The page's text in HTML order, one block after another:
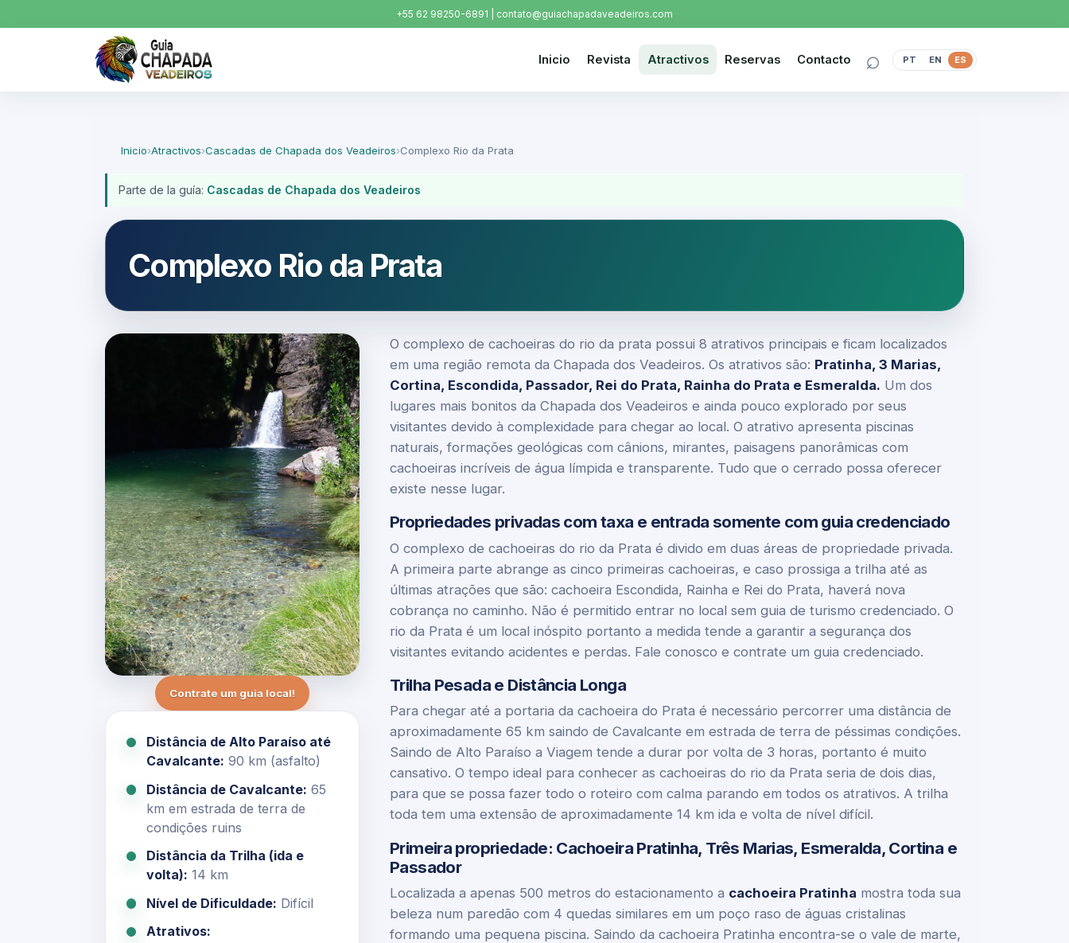
+55 62 98250-6891 | contato@guiachapadaveadeiros.com
Inicio Revista Atractivos Reservas Contacto ⌕ PT EN ES
Inicio›Atractivos›Cascadas de Chapada dos Veadeiros›Complexo Rio da Prata
Parte de la guía: Cascadas de Chapada dos Veadeiros
Complexo Rio da Prata
Contrate um guia local!
Distância de Alto Paraíso até
Cavalcante: 90 km (asfalto)
Distância de Cavalcante: 65
km em estrada de terra de
condições ruins
Distância da Trilha (ida e
volta): 14 km
Nível de Dificuldade: Difícil
Atrativos:
O complexo de cachoeiras do rio da prata possui 8 atrativos principais e ficam localizados
em uma região remota da Chapada dos Veadeiros. Os atrativos são: Pratinha, 3 Marias,
Cortina, Escondida, Passador, Rei do Prata, Rainha do Prata e Esmeralda. Um dos
lugares mais bonitos da Chapada dos Veadeiros e ainda pouco explorado por seus
visitantes devido à complexidade para chegar ao local. O atrativo apresenta piscinas
naturais, formações geológicas com cânions, mirantes, paisagens panorâmicas com
cachoeiras incríveis de água límpida e transparente. Tudo que o cerrado possa oferecer
existe nesse lugar.
Propriedades privadas com taxa e entrada somente com guia credenciado
O complexo de cachoeiras do rio da Prata é divido em duas áreas de propriedade privada.
A primeira parte abrange as cinco primeiras cachoeiras, e caso prossiga a trilha até as
últimas atrações que são: cachoeira Escondida, Rainha e Rei do Prata, haverá nova
cobrança no caminho. Não é permitido entrar no local sem guia de turismo credenciado. O
rio da Prata é um local inóspito portanto a medida tende a garantir a segurança dos
visitantes evitando acidentes e perdas. Fale conosco e contrate um guia credenciado.
Trilha Pesada e Distância Longa
Para chegar até a portaria da cachoeira do Prata é necessário percorrer uma distância de
aproximadamente 65 km saindo de Cavalcante em estrada de terra de péssimas condições.
Saindo de Alto Paraíso a Viagem tende a durar por volta de 3 horas, portanto é muito
cansativo. O tempo ideal para conhecer as cachoeiras do rio da Prata seria de dois dias,
para que se possa fazer todo o roteiro com calma parando em todos os atrativos. A trilha
toda tem uma extensão de aproximadamente 14 km ida e volta de nível difícil.
Primeira propriedade: Cachoeira Pratinha, Três Marias, Esmeralda, Cortina e
Passador
Localizada a apenas 500 metros do estacionamento a cachoeira Pratinha mostra toda sua
beleza num paredão com 4 quedas similares em um poço raso de águas cristalinas
formando uma pequena piscina. Saindo da cachoeira Pratinha encontra-se o vale de marte,